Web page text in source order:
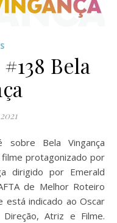
Bela
protagonizado por
dirigido por Emerald
de Melhor Roteiro
está indicado ao Oscar
Atriz e Filme.